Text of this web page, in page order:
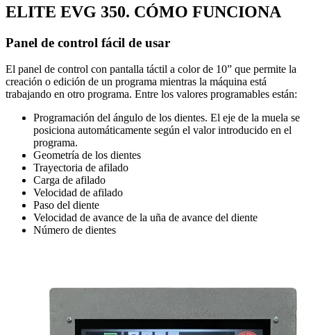
ELITE EVG 350. CÓMO FUNCIONA
Panel de control fácil de usar
El panel de control con pantalla táctil a color de 10” que permite la
creación o edición de un programa mientras la máquina está
trabajando en otro programa. Entre los valores programables están:
Programación del ángulo de los dientes. El eje de la muela se
posiciona automáticamente según el valor introducido en el
programa.
Geometría de los dientes
Trayectoria de afilado
Carga de afilado
Velocidad de afilado
Paso del diente
Velocidad de avance de la uña de avance del diente
Número de dientes